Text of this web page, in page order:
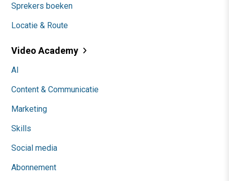
Sprekers boeken
Locatie & Route
Video Academy
AI
Content & Communicatie
Marketing
Skills
Social media
Abonnement